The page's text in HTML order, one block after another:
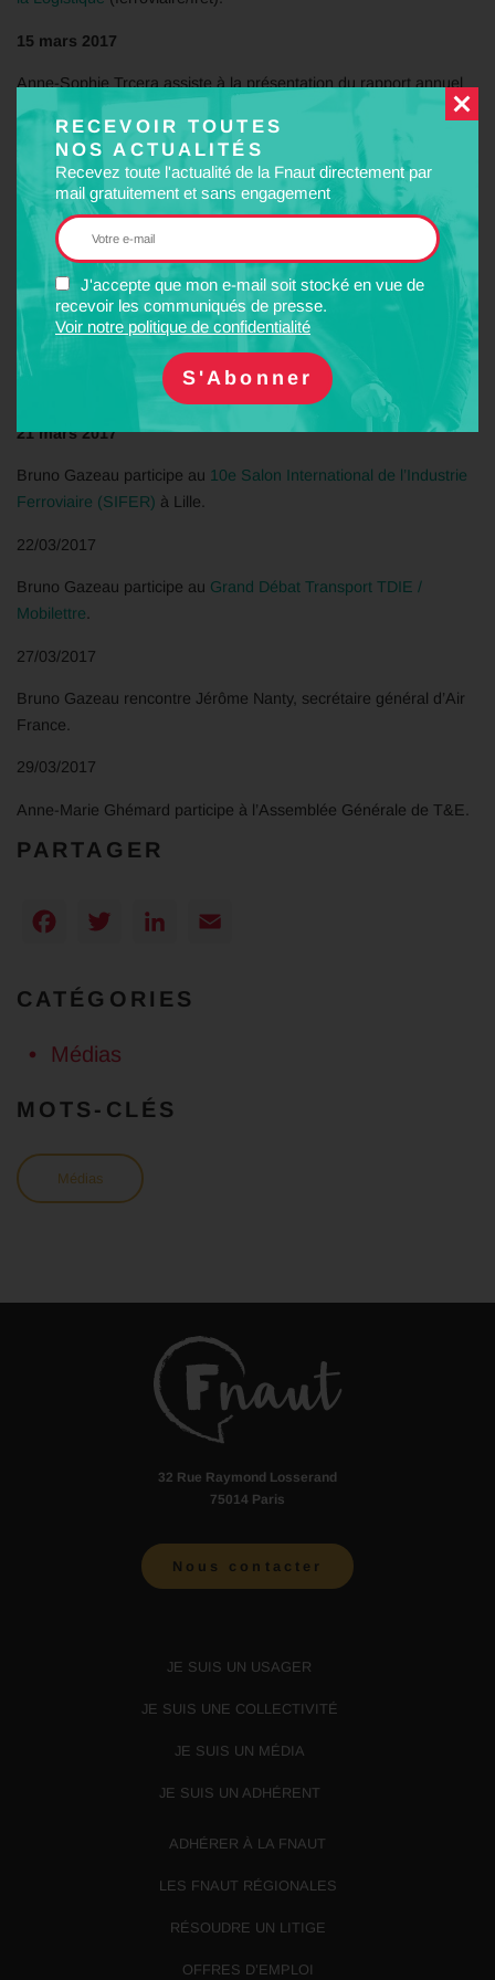
RECEVOIR TOUTES
NOS ACTUALITÉS
Recevez toute l'actualité de la Fnaut directement par
mail gratuitement et sans engagement
J'accepte que mon e-mail soit stocké en vue de
recevoir les communiqués de presse.
Voir notre politique de confidentialité
15 mars 2017
Anne-Sophie Trcera assiste à la présentation du rapport annuel
dumédiateur tourisme et voyage
16 mars 2017
Bruno Gazeau rencontre le maire d’Annecy.
17 mars 2017
Anne-Marie Ghémard et Michel Quidort participent aucongrès et
à l’Assemblée Générale de la FEV, du 17 au 19 mars.
18 mars 2017
Bruno Gazeau participe à l’Assemblée Générale del’ARDSL
21 mars 2017
Bruno Gazeau participe au 10e Salon International de l’Industrie
Ferroviaire (SIFER) à Lille.
22/03/2017
Bruno Gazeau participe au Grand Débat Transport TDIE /
Mobilettre
27/03/2017
Bruno Gazeau rencontre Jérôme Nanty, secrétaire général d’Air
France.
29/03/2017
Anne-Marie Ghémard participe à l’Assemblée Générale de T&E.
PARTAGER
Facebook
TwitterLinkedIn
CATÉGORIES
Médias
MOTS-CLÉS
Médias
32 Rue Raymond Losserand
75014 Paris
Nous contacter
JE SUIS UN USAGER
JE SUIS UNE COLLECTIVITÉ
JE SUIS UN MÉDIA
JE SUIS UN ADHÉRENT
ADHÉRER À LA FNAUT
LES FNAUT RÉGIONALES
RÉSOUDRE UN LITIGE
OFFRES D’EMPLOI